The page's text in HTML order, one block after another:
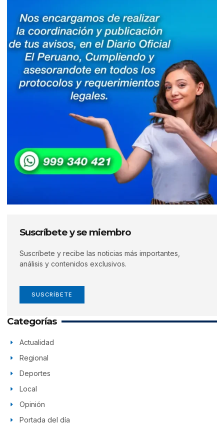
Suscríbete y se miembro
Suscríbete y recibe las noticias más importantes,
análisis y contenidos exclusivos.
SUSCRÍBETE
Categorías
Actualidad
Regional
Deportes
Local
Opinión
Portada del día